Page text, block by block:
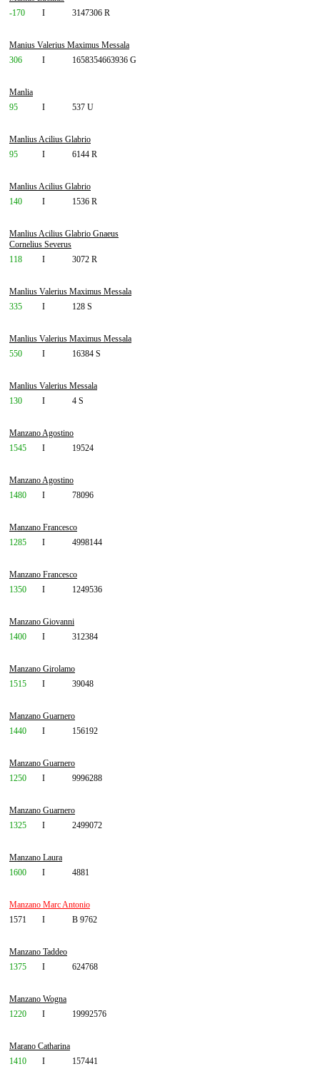
-170
I 3147306 R
Manius Valerius Maximus Messala
306
I 1658354663936 G
Manlia
95
I 537 U
Manlius Acilius Glabrio
95
I 6144 R
Manlius Acilius Glabrio
140
I 1536 R
Manlius Acilius Glabrio Gnaeus
Cornelius Severus
118
I 3072 R
Manlius Valerius Maximus Messala
335
I 128 S
Manlius Valerius Maximus Messala
550
I 16384 S
Manlius Valerius Messala
130
I 4 S
Manzano Agostino
1545
I 19524
Manzano Agostino
1480
I 78096
Manzano Francesco
1285
I 4998144
Manzano Francesco
1350
I 1249536
Manzano Giovanni
1400
I 312384
Manzano Girolamo
1515
I 39048
Manzano Guarnero
1440
I 156192
Manzano Guarnero
1250
I 9996288
Manzano Guarnero
1325
I 2499072
Manzano Laura
1600
I 4881
Manzano Marc Antonio
1571
I B 9762
Manzano Taddeo
1375
I 624768
Manzano Wogna
1220
I 19992576
Marano Catharina
1410
I 157441